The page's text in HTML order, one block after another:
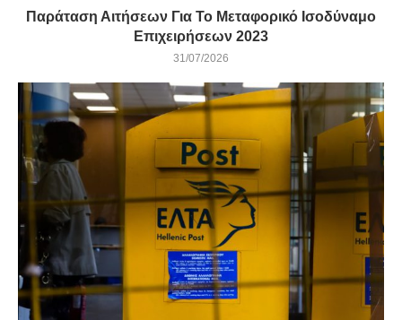
Παράταση Αιτήσεων Για Το Μεταφορικό Ισοδύναμο
Επιχειρήσεων 2023
31/07/2026